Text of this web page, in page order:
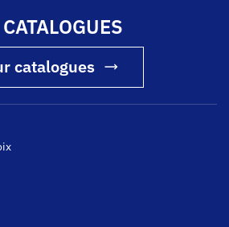
CATALOGUES
catalogues